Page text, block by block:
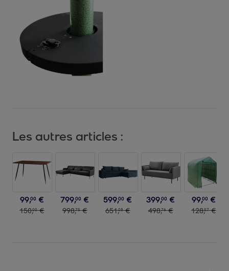
Les autres articles :
99,00 €
150,00 €
799,00 €
998,75 €
599,00 €
651,08 €
399,00 €
498,76 €
99,00 €
128,57 €